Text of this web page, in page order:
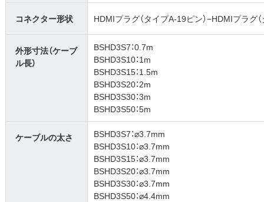
コネクター形状 HDMIプラグ（タイプA-19ピン）−HDMIプラグ
外形寸法（ケーブ
ル長）
BSHD3S7：0.7m
BSHD3S10：1m
BSHD3S15：1.5m
BSHD3S20：2m
BSHD3S30：3m
BSHD3S50：5m
ケーブルの太さ
BSHD3S7：⌀3.7mm
BSHD3S10：⌀3.7mm
BSHD3S15：⌀3.7mm
BSHD3S20：⌀3.7mm
BSHD3S30：⌀3.7mm
BSHD3S50：⌀4.4mm